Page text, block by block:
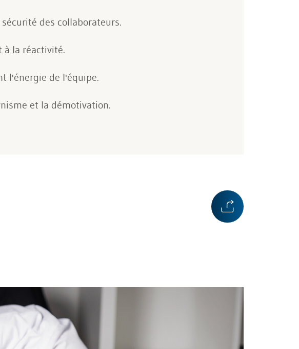
des collaborateurs.
à la réactivité.
l'énergie de l'équipe.
et la démotivation.